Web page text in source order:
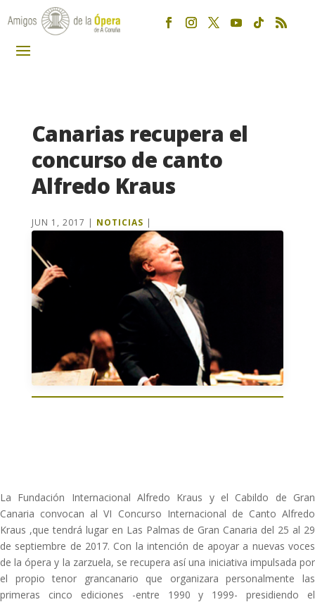
Canarias recupera el
concurso de canto
Alfredo Kraus
JUN 1, 2017 | NOTICIAS |
La Fundación Internacional Alfredo Kraus y el Cabildo de Gran
Canaria convocan al VI Concurso Internacional de Canto Alfredo
Kraus ,que tendrá lugar en Las Palmas de Gran Canaria del 25 al 29
de septiembre de 2017. Con la intención de apoyar a nuevas voces
de la ópera y la zarzuela, se recupera así una iniciativa impulsada por
el propio tenor grancanario que organizara personalmente las
primeras cinco ediciones -entre 1990 y 1999- presidiendo el